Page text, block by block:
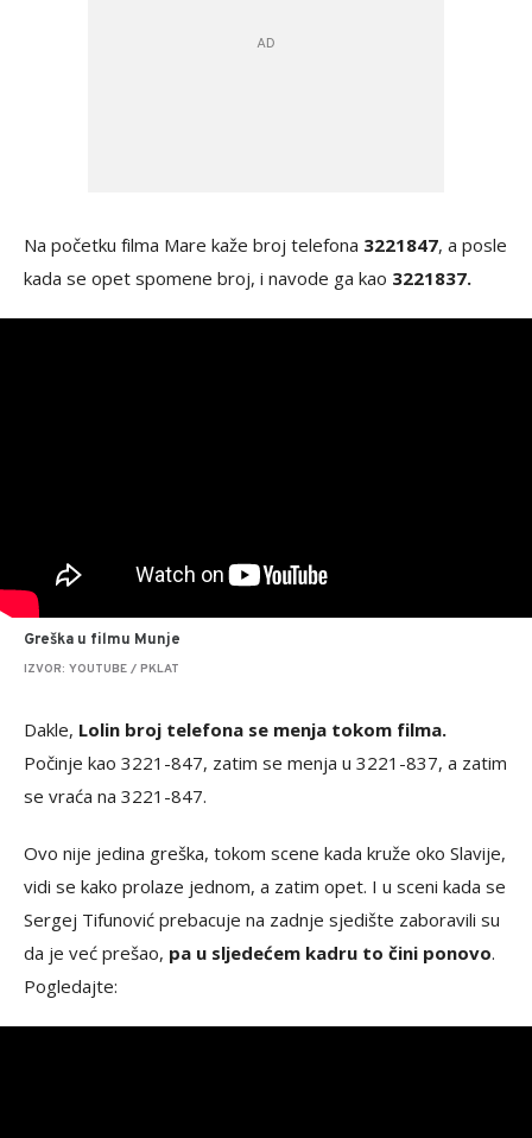
Na početku filma Mare kaže broj telefona 3221847, a posle
kada se opet spomene broj, i navode ga kao 3221837.
Greška u filmu Munje
IZVOR: YOUTUBE / PKLAT
Dakle, Lolin broj telefona se menja tokom filma.
Počinje kao 3221-847, zatim se menja u 3221-837, a zatim
se vraća na 3221-847.
Ovo nije jedina greška, tokom scene kada kruže oko Slavije,
vidi se kako prolaze jednom, a zatim opet. I u sceni kada se
Sergej Tifunović prebacuje na zadnje sjedište zaboravili su
da je već prešao, pa u sljedećem kadru to čini ponovo.
Pogledajte: